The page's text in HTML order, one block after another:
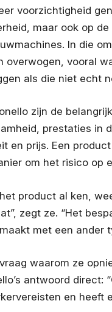
voorzichtigheid
maar ook op
In die
overwogen, vooral
als die niet echt
zijn de
prestaties in
en prijs. Een
om het risico op
het product al ken,
zegt ze. “Het
met een ander
waarom ze
antwoord direct:
en heeft